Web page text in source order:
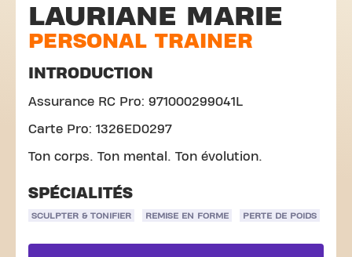
LAURIANE MARIE
PERSONAL TRAINER
INTRODUCTION
Assurance RC Pro: 971000299041L
Carte Pro: 1326ED0297
Ton corps. Ton mental. Ton évolution.
SPÉCIALITÉS
SCULPTER & TONIFIER REMISE EN FORME PERTE DE POIDS